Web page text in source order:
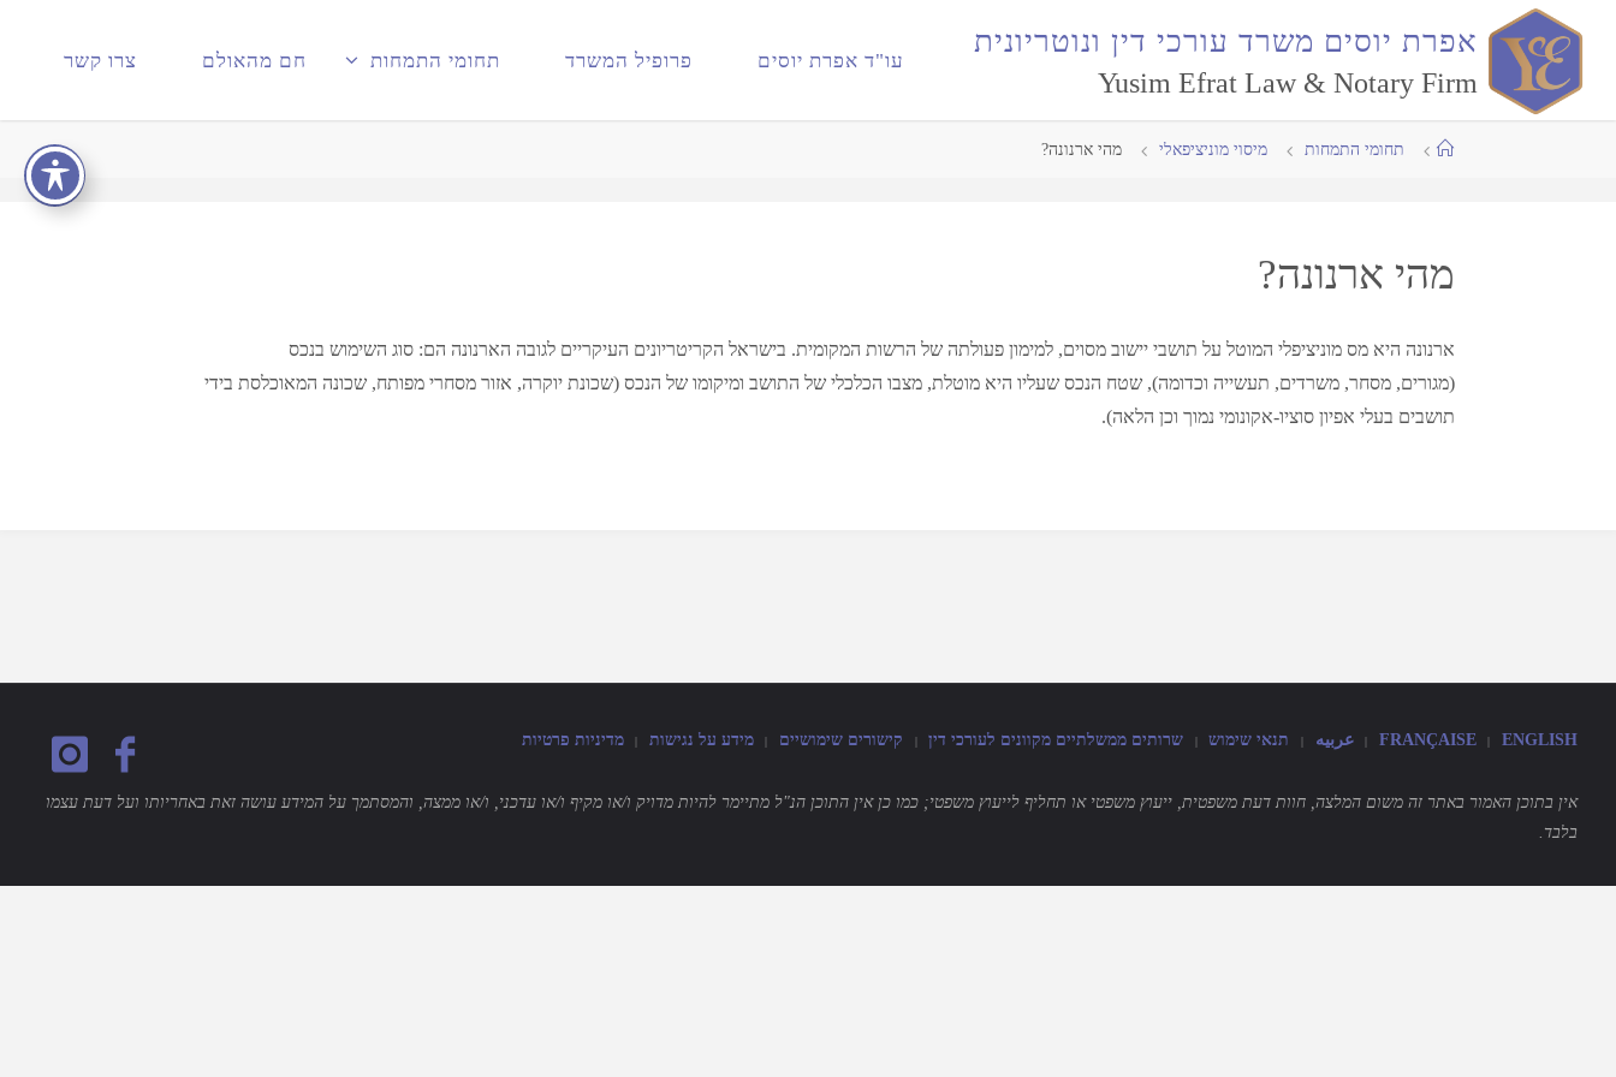
אפרת יוסים משרד עורכי דין ונוטריונית
Yusim Efrat Law & Notary Firm
עו"ד אפרת יוסים פרופיל המשרד תחומי התמחות חם מהאולם צרו קשר
תחומי התמחות מיסוי מוניציפאלי מהי ארנונה?
מהי ארנונה?
ארנונה היא מס מוניציפלי המוטל על תושבי יישוב מסוים, למימון פעולתה של הרשות המקומית. בישראל הקריטריונים העיקריים לגובה הארנונה הם: סוג השימוש בנכס
(מגורים, מסחר, משרדים, תעשייה וכדומה), שטח הנכס שעליו היא מוטלת, מצבו הכלכלי של התושב ומיקומו של הנכס (שכונת יוקרה, אזור מסחרי מפותח, שכונה המאוכלסת בידי
תושבים בעלי אפיון סוציו-אקונומי נמוך וכן הלאה).
ENGLISH
|
FRANÇAISE
| عربيه | תנאי שימוש | שרותים ממשלתיים מקוונים לעורכי דין | קישורים שימושיים | מידע על נגישות | מדיניות פרטיות
אין בתוכן האמור באתר זה משום המלצה, חוות דעת משפטית, ייעוץ משפטי או תחליף לייעוץ משפטי; כמו כן אין התוכן הנ"ל מתיימר להיות מדויק ו/או מקיף ו/או עדכני, ו/או ממצה, והמסתמך על המידע עושה זאת באחריותו ועל דעת עצמו
בלבד.